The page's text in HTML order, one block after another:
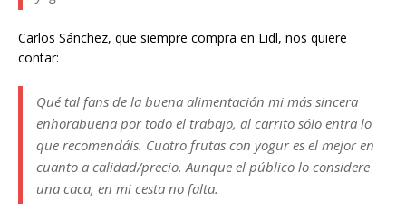
Carlos Sánchez, que siempre compra en Lidl, nos quiere
contar:
Qué tal fans de la buena alimentación mi más sincera
enhorabuena por todo el trabajo, al carrito sólo entra lo
que recomendáis. Cuatro frutas con yogur es el mejor en
cuanto a calidad/precio. Aunque el público lo considere
una caca, en mi cesta no falta.